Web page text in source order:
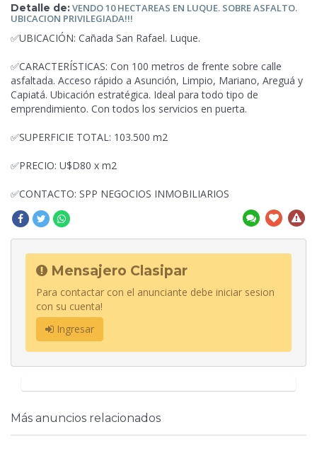
Detalle de:VENDO 10 HECTAREAS EN LUQUE. SOBRE ASFALTO.
UBICACION PRIVILEGIADA!!!
✅UBICACIÓN: Cañada San Rafael. Luque.
✅CARACTERÍSTICAS: Con 100 metros de frente sobre calle
asfaltada. Acceso rápido a Asunción, Limpio, Mariano, Areguá y
Capiatá. Ubicación estratégica. Ideal para todo tipo de
emprendimiento. Con todos los servicios en puerta.
✅SUPERFICIE TOTAL: 103.500 m2
✅PRECIO: U$D80 x m2
✅CONTACTO: SPP NEGOCIOS INMOBILIARIOS
Mensajero Clasipar
Para contactar con el anunciante debe iniciar sesion
con su cuenta!
Ingresar
Más anuncios relacionados